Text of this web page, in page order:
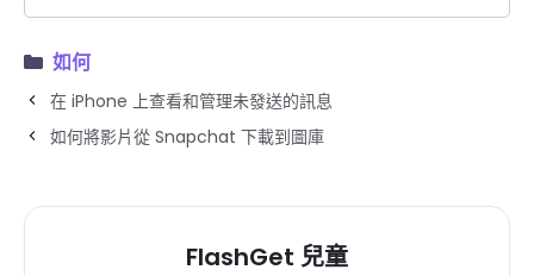
如何
在 iPhone 上查看和管理未發送的訊息
如何將影片從 Snapchat 下載到圖庫
FlashGet 兒童